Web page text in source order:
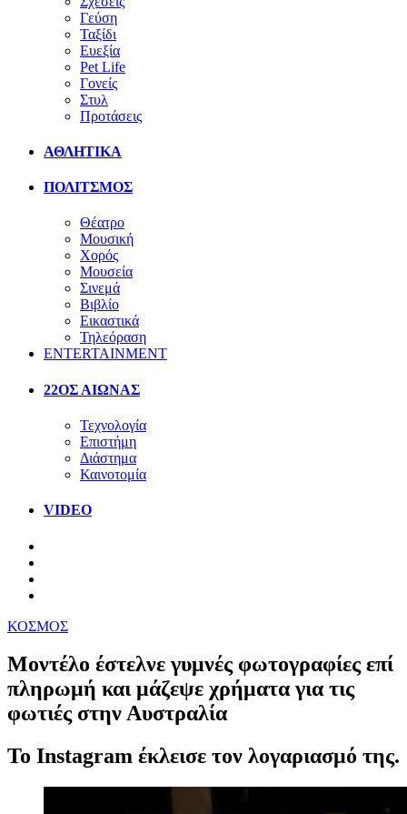
Γεύση
Ταξίδι
Ευεξία
Pet Life
Γονείς
Στυλ
Προτάσεις
ΑΘΛΗΤΙΚΑ
ΠΟΛΙΤΣΜΟΣ
Θέατρο
Μουσική
Χορός
Μουσεία
Σινεμά
Βιβλίο
Εικαστικά
Τηλεόραση
ENTERTAINMENT
22ΟΣ ΑΙΩΝΑΣ
Τεχνολογία
Επιστήμη
Διάστημα
Καινοτομία
VIDEO
ΚΟΣΜΟΣ
Μοντέλο έστελνε γυμνές φωτογραφίες επί
πληρωμή και μάζεψε χρήματα για τις
φωτιές στην Αυστραλία
Το Instagram έκλεισε τον λογαριασμό της.